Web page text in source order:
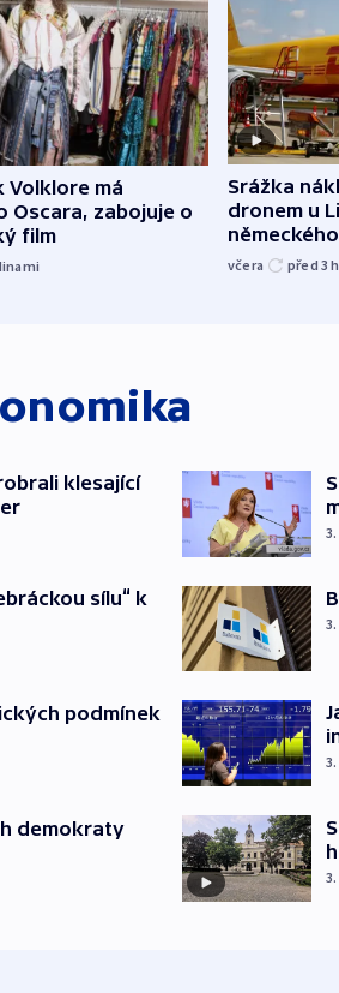
Volklore má
Oscara, zabojuje o
film
Srážka
dronem u
včera před 3
klesající
sílu“ k
podmínek
demokraty